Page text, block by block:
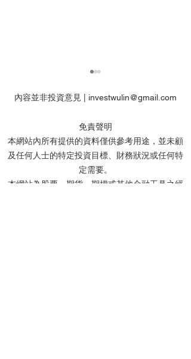
【虎哥】港股留意黃金
股，美股要等等
內容並非投資意見 | investwulin@gmail.com
免責聲明
本網站內所有提供的資料僅供參考用途，並未顧
及任何人士的特定投資目標、財務狀況或任何特
定需要。
本網站為股票、期貨、期權或其他金融工具之經